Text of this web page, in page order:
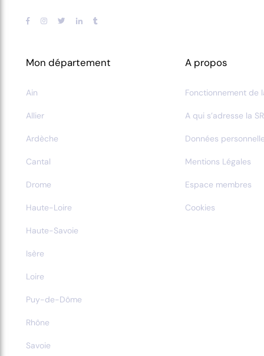
Mon département
Ain
Allier
Ardèche
Cantal
Drome
Haute-Loire
Haute-Savoie
Isère
Loire
Puy-de-Dôme
Rhône
Savoie
A propos
Fonctionnement de
A qui s’adresse la
Données
Mentions Légales
Espace membres
Cookies